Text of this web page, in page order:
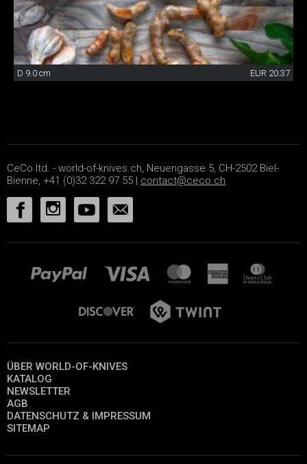
D 9.0 cm EUR 20.37
CeCo ltd. - world-of-knives.ch, Neuengasse 5, CH-2502 Biel-
Bienne, +41 (0)32 322 97 55 | contact@ceco.ch
ÜBER WORLD-OF-KNIVES
KATALOG
NEWSLETTER
AGB
DATENSCHUTZ & IMPRESSUM
SITEMAP